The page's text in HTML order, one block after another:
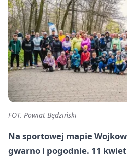
FOT. Powiat Będziński
Na sportowej mapie
gwarno i pogodnie. 11